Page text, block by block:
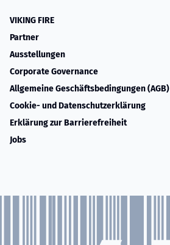
VIKING FIRE
Partner
Ausstellungen
Corporate Governance
Allgemeine Geschäftsbedingungen (AGB)
Cookie- und Datenschutzerklärung
Erklärung zur Barrierefreiheit
Jobs